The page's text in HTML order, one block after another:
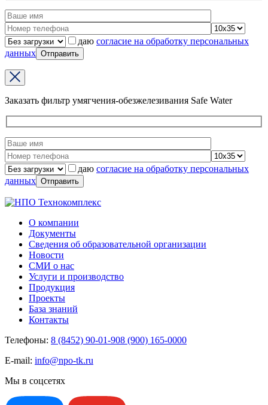
даю согласие на обработку персональных
данных
Заказать фильтр умягчения-обезжелезивания Safe Water
даю согласие на обработку персональных
данных
О компании
Документы
Сведения об образовательной организации
Новости
СМИ о нас
Услуги и производство
Продукция
Проекты
База знаний
Контакты
Телефоны: 8 (8452) 90-01-908 (900) 165-0000
E-mail: info@npo-tk.ru
Мы в соцсетях